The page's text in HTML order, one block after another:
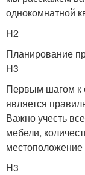
однокомнатной
H2
Планирование
H3
Первым шагом к
является
Важно учесть
мебели,
H3